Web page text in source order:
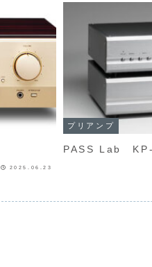
2025.06.23
プリアンプ
PASS Lab